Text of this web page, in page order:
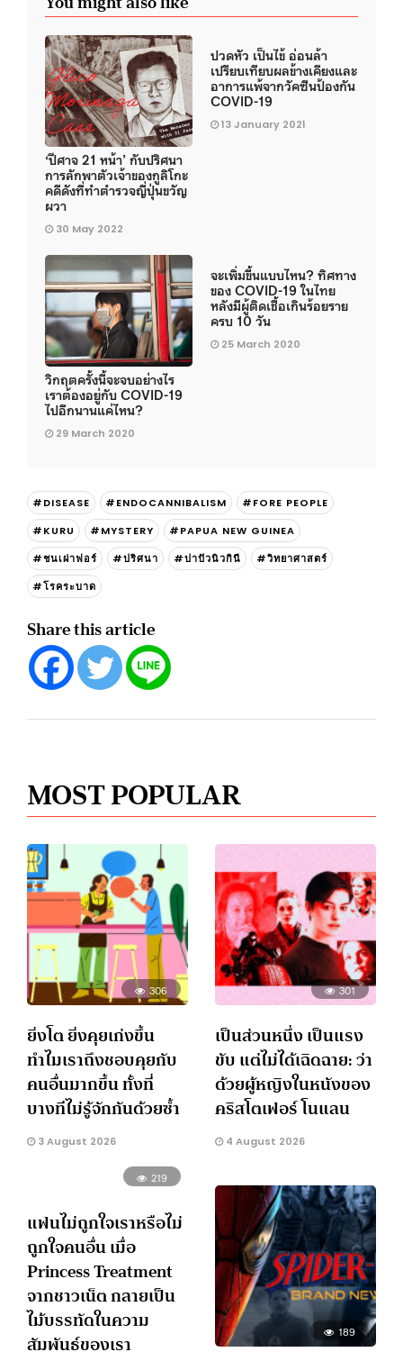
‘ปีศาจ 21 หน้า’ กับปริศนา
การลักพาตัวเจ้าของกูลิโกะ
คดีดังที่ทำตำรวจญี่ปุ่นขวัญ
ผวา
30 May 2022
ปวดหัว เป็นไข้ อ่อนล้า
เปรียบเทียบผลข้างเคียงและ
อาการแพ้จากวัคซีนป้องกัน
COVID-19
13 January 2021
วิกฤตครั้งนี้จะจบอย่างไร
เราต้องอยู่กับ COVID-19
ไปอีกนานแค่ไหน?
29 March 2020
จะเพิ่มขึ้นแบบไหน? ทิศทาง
ของ COVID-19 ในไทย
หลังมีผู้ติดเชื้อเกินร้อยราย
ครบ 10 วัน
25 March 2020
#DISEASE #ENDOCANNIBALISM
#FORE PEOPLE
#KURU
#MYSTERY
#PAPUA NEW GUINEA
#ชนเผ่าฟอร์
#ปริศนา #ปาปัวนิวกินี
#วิทยาศาสตร์
#โรคระบาด
Share this article
MOST POPULAR
306
ยิ่งโต ยิ่งคุยเก่งขึ้น
ทำไมเราถึงชอบคุยกับ
คนอื่นมากขึ้น ทั้งที่
บางทีไม่รู้จักกันด้วยซ้ำ
3 August 2026
301
เป็นส่วนหนึ่ง เป็นแรง
ขับ แต่ไม่ได้เฉิดฉาย: ว่า
ด้วยผู้หญิงในหนังของ
คริสโตเฟอร์ โนแลน
4 August 2026
219
แฟนไม่ถูกใจเราหรือไม่
ถูกใจคนอื่น เมื่อ
Princess Treatment
จากชาวเน็ต กลายเป็น
ไม้บรรทัดในความ
สัมพันธ์ของเรา
189